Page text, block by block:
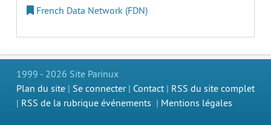
French Data Network (FDN)
1999 - 2026 Site Parinux
Plan du site | Se connecter| Contact | RSS du site complet
| RSS de la rubrique événements | Mentions légales